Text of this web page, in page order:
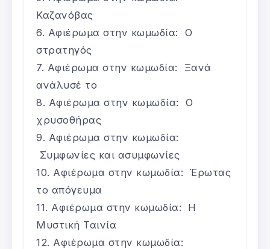
Καζανόβας
Αφιέρωμα στην κωμωδία: Ο
στρατηγός
Αφιέρωμα στην κωμωδία: Ξανά
ανάλυσέ το
Αφιέρωμα στην κωμωδία: Ο
χρυσοθήρας
Αφιέρωμα στην κωμωδία:
Συμφωνίες και ασυμφωνίες
Αφιέρωμα στην κωμωδία: Έρωτας
το απόγευμα
Αφιέρωμα στην κωμωδία: Η
Μυστική Ταινία
Αφιέρωμα στην κωμωδία: